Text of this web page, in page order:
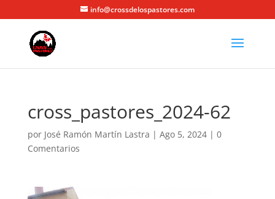
info@crossdelospastores.com
cross_pastores_2024-62
por José Ramón Martín Lastra | Ago 5, 2024| 0
Comentarios